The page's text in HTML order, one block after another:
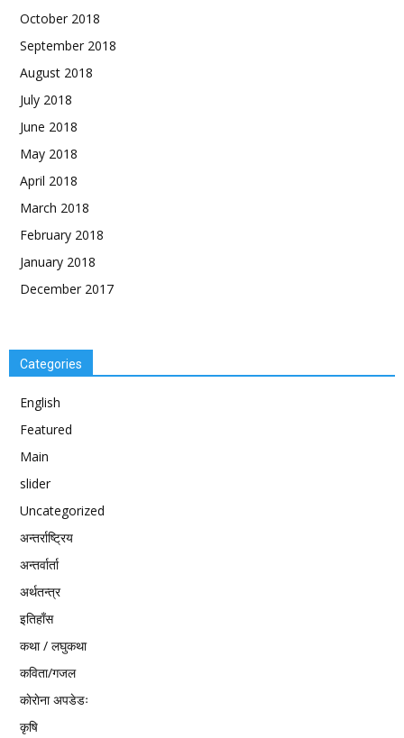
October 2018
September 2018
August 2018
July 2018
June 2018
May 2018
April 2018
March 2018
February 2018
January 2018
December 2017
Categories
English
Featured
Main
slider
Uncategorized
अन्तर्राष्ट्रिय
अन्तर्वार्ता
अर्थतन्त्र
इतिहाँस
कथा / लघुकथा
कविता/गजल
काेराेना अपडेडः
कृषि